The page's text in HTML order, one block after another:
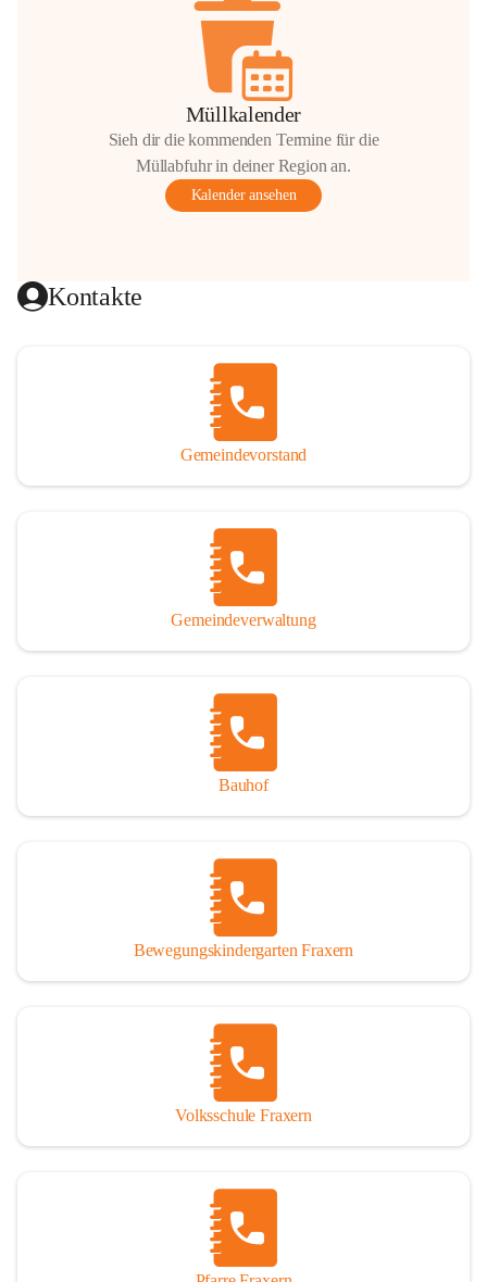
Müllkalender
Sieh dir die kommenden Termine für die
Müllabfuhr in deiner Region an.
Kalender ansehen
Kontakte
Gemeindevorstand
Gemeindeverwaltung
Bauhof
Bewegungskindergarten Fraxern
Volksschule Fraxern